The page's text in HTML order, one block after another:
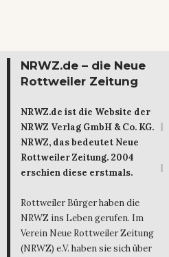
NRWZ.de – die Neue
Rottweiler Zeitung
NRWZ.de ist die Website der
NRWZ Verlag GmbH & Co. KG.
NRWZ, das bedeutet Neue
Rottweiler Zeitung. 2004
erschien diese erstmals.
Rottweiler Bürger haben die
NRWZ ins Leben gerufen. Im
Verein Neue Rottweiler Zeitung
(NRWZ) e.V. haben sie sich über